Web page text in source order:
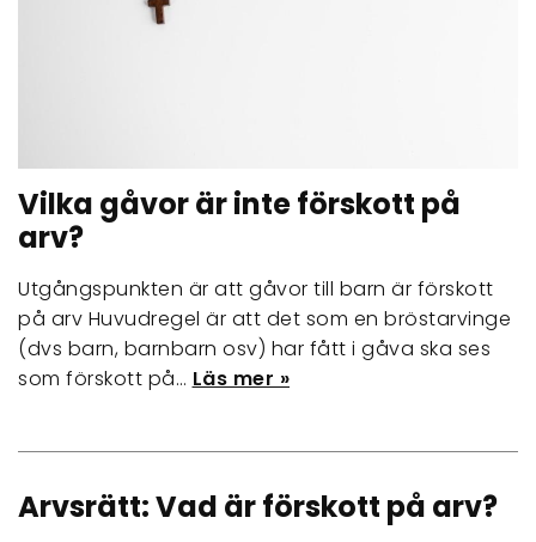
Vilka gåvor är inte förskott på
arv?
Utgångspunkten är att gåvor till barn är förskott
på arv Huvudregel är att det som en bröstarvinge
(dvs barn, barnbarn osv) har fått i gåva ska ses
som förskott på… Läs mer »
Arvsrätt: Vad är förskott på arv?